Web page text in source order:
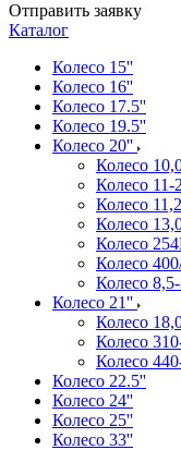
Отправить заявку
Каталог
Колесо 15''
Колесо 16''
Колесо 17.5''
Колесо 19.5''
Колесо 20''
Колесо
Колесо 11-
Колесо
Колесо
Колесо
Колесо
Колесо
Колесо 21''
Колесо
Колесо
Колесо
Колесо 22.5''
Колесо 24''
Колесо 25''
Колесо 33''